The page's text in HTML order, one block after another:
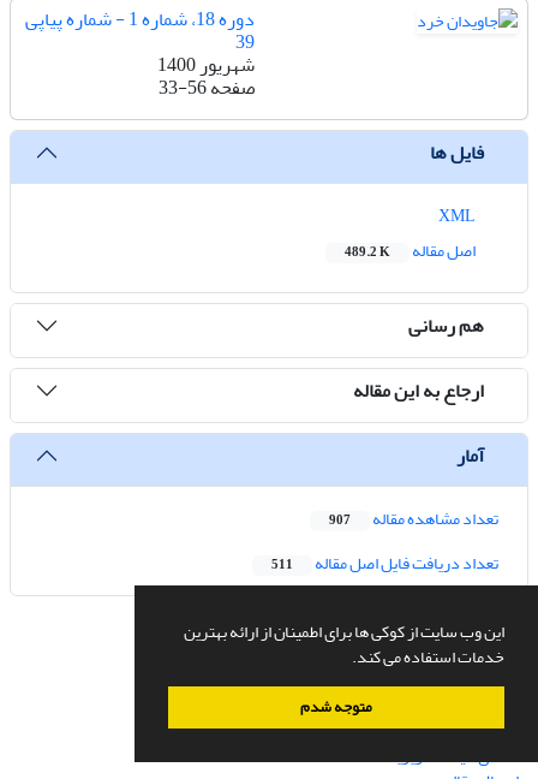
این وب سایت از کوکی ها برای اطمینان از ارائه بهترین
خدمات استفاده می کند.
متوجه شدم
دوره 18، شماره 1 - شماره پیاپی
39
شهریور 1400
صفحه33-56
فایل ها
اصل مقاله
489.2 K
هم رسانی
ارجاع به این مقاله
آمار
تعداد مشاهده مقاله 907
تعداد دریافت فایل اصل مقاله 511
دسترسی سریع
درباره نشریه
اعضای هیات تحریریه